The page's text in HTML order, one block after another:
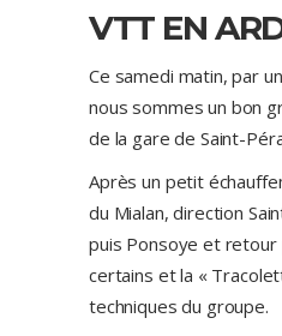
VTT EN
Ce samedi matin, par
nous sommes un bon
de la gare de Saint-
Après un petit
du Mialan, direction
puis Ponsoye et retour
certains et la «
techniques du groupe.